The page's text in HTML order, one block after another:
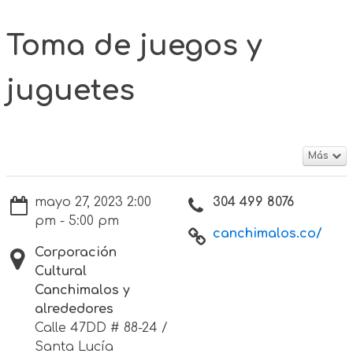
Toma de juegos y
juguetes
Más
mayo 27, 2023 2:00
pm - 5:00 pm
Corporación
Cultural
Canchimalos y
alrededores
Calle 47DD # 88-24 /
Santa Lucía
304 499 8076
canchimalos.co/